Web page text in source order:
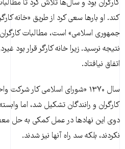
کارگران بود و سال‌ها تلاش کرد تا
کند. او بارها سعی کرد از طریق «خانه
جمهوری اسلامی» است، مطالبات کارگران
نتیجه نرسید. زیرا خانه کارگر قرار بود
اتفاق نیافتاد.
سال ۱۳۷۰ «شورای اسلامی كار
کارگران و رانندگان تشکیل شد، اما
دوی این نهادها در عمل کمکی به حل
نکردند، بلکه سد راه آنها نیز شدند.